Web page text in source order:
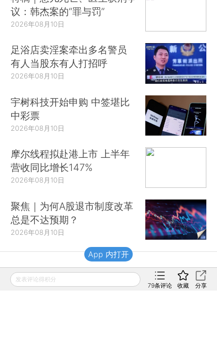
议：韩杰案的“罪与罚”
2026年08月10日
足浴店卖淫案牵出多名警员
有人当股东有人打招呼
2026年08月10日
宇树科技开始申购 中签堪比
中彩票
2026年08月10日
摩尔线程拟赴港上市 上半年
营收同比增长147%
2026年08月10日
聚焦｜为何A股退市制度改革
总是不达预期？
2026年08月10日
财新移动
发表评论得积分
79条评论 收藏 分享
App 内打开